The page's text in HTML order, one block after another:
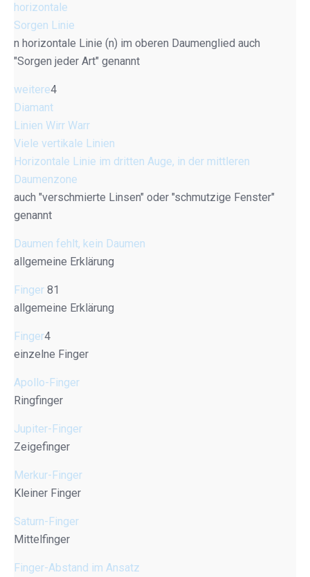
horizontale
Sorgen Linie
n horizontale Linie (n) im oberen Daumenglied auch
"Sorgen jeder Art" genannt
weitere4
Diamant
Linien Wirr Warr
Viele vertikale Linien
Horizontale Linie im dritten Auge, in der mittleren
Daumenzone
auch "verschmierte Linsen" oder "schmutzige Fenster"
genannt
Daumen fehlt, kein Daumen
allgemeine Erklärung
Finger 81
allgemeine Erklärung
Finger4
einzelne Finger
Apollo-Finger
Ringfinger
Jupiter-Finger
Zeigefinger
Merkur-Finger
Kleiner Finger
Saturn-Finger
Mittelfinger
Finger-Abstand im Ansatz